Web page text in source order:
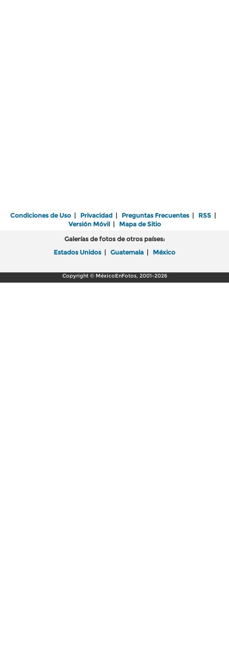
Condiciones de Uso | Privacidad | Preguntas Frecuentes | RSS |
Versión Móvil| Mapa de Sitio
Galerías de fotos de otros países:
Estados Unidos | Guatemala | México
Copyright © MéxicoEnFotos, 2001-2026